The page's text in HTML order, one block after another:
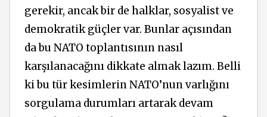
gerekir, ancak bir de halklar, sosyalist ve
demokratik güçler var. Bunlar açısından
da bu NATO toplantısının nasıl
karşılanacağını dikkate almak lazım. Belli
ki bu tür kesimlerin NATO’nun varlığını
sorgulama durumları artarak devam